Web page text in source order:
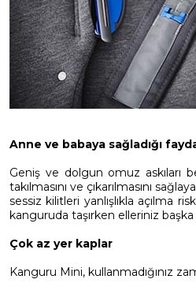
Anne ve babaya sağladığı
Geniş ve dolgun omuz askıları
takılmasını ve çıkarılmasını
sessiz kilitleri yanlışlıkla açılma
kanguruda taşırken elleriniz
Çok az yer kaplar
Kanguru Mini, kullanmadığınız